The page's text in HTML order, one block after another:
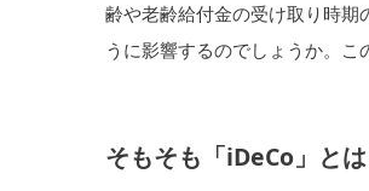
齢や老齢給付金の受け取り時期
うに影響するのでしょうか。こ
そもそも「iDeCo」と